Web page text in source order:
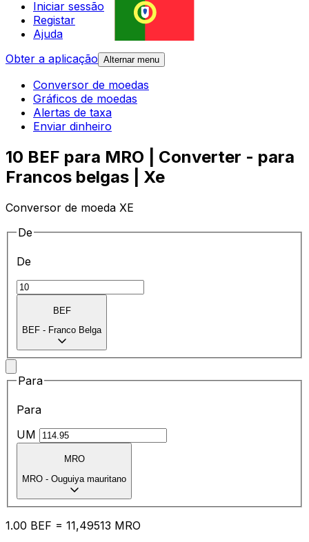
Iniciar sessão
Registar
Ajuda
Obter a aplicação Alternar menu
Conversor de moedas
Gráficos de moedas
Alertas de taxa
Enviar dinheiro
10 BEF para MRO | Converter - para
Francos belgas | Xe
Conversor de moeda XE
De
De
BEF
BEF - Franco Belga
Para
Para
UM
MRO
MRO - Ouguiya mauritano
1.00 BEF = 11,49513 MRO